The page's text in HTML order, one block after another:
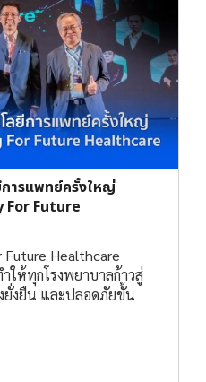
การแพทย์ครั้งใหญ่
Future
Future Healthcare
ให้ทุกโรงพยาบาลก้าวสู่
ยั่งยืน และปลอดภัยขั้น